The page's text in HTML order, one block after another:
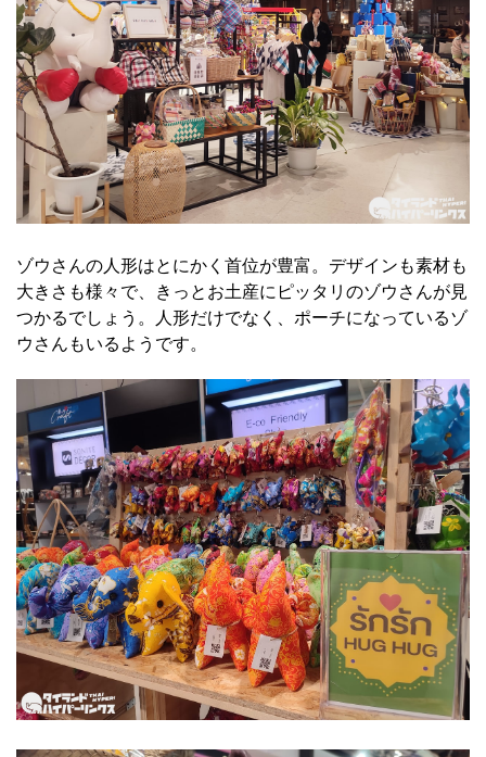
ゾウさんの人形はとにかく首位が豊富。デザインも素材も
大きさも様々で、きっとお土産にピッタリのゾウさんが見
つかるでしょう。人形だけでなく、ポーチになっているゾ
ウさんもいるようです。